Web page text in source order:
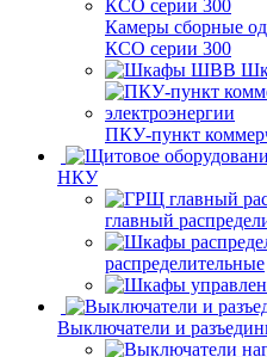
Камеры сборные
КСО серии 300
ПКУ-пункт
НКУ
главный
распределительные
Выключатели и